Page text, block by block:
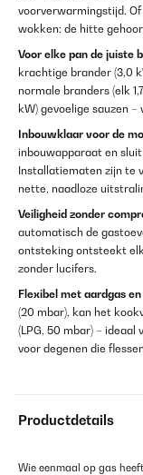
voorverwarmingstijd.
wokken: de hitte
Voor elke pan de juiste
krachtige brander (3,0
normale branders (elk
kW) gevoelige sauzen
Inbouwklaar voor de
inbouwapparaat en
Installatiematen zijn te
nette, naadloze
Veiligheid zonder
automatisch de
ontsteking ontsteekt
zonder lucifers.
Flexibel met aardgas
(20 mbar), kan het
(LPG, 50 mbar) –
voor degenen die
Productdetails
Wie eenmaal op gas